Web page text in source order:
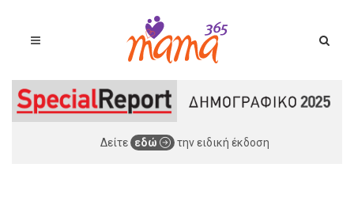
Δείτε εδώ την ειδική έκδοση